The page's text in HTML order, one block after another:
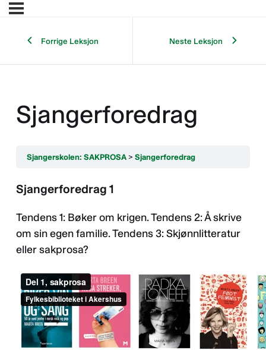
Forrige Leksjon Neste Leksjon
Sjangerforedrag
Sjangerskolen: SAKPROSA Sjangerforedrag
Sjangerforedrag 1
Tendens 1: Bøker om krigen. Tendens 2: Å skrive
om sin egen familie. Tendens 3: Skjønnlitteratur
eller sakprosa?